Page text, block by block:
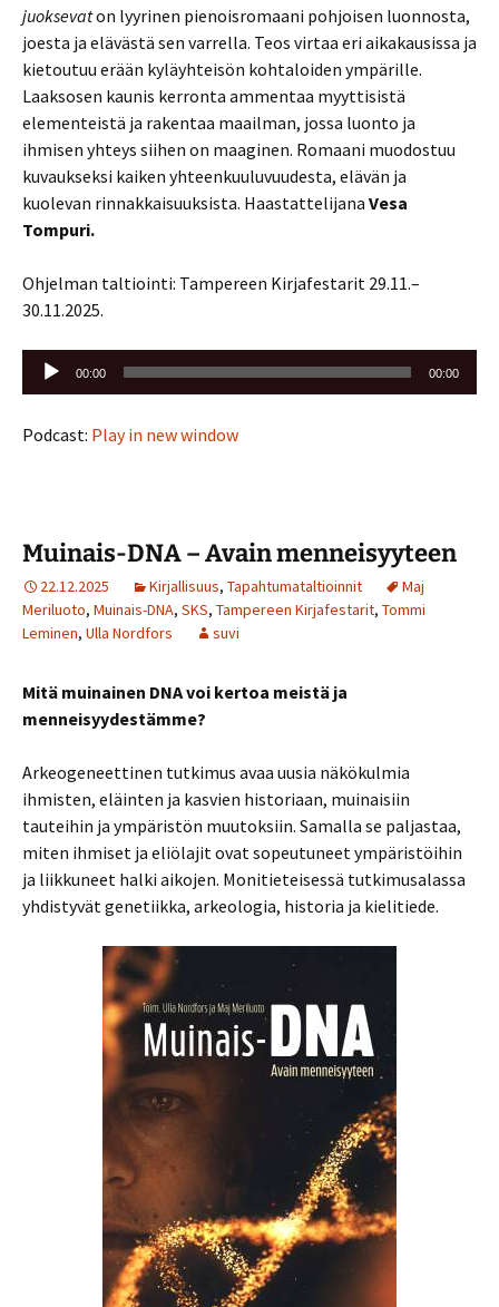
juoksevaton lyyrinen pienoisromaani pohjoisen luonnosta,
joesta ja elävästä sen varrella. Teos virtaa eri aikakausissa ja
kietoutuu erään kyläyhteisön kohtaloiden ympärille.
Laaksosen kaunis kerronta ammentaa myyttisistä
elementeistä ja rakentaa maailman, jossa luonto ja
ihmisen yhteys siihen on maaginen. Romaani muodostuu
kuvaukseksi kaiken yhteenkuuluvuudesta, elävän ja
kuolevan rinnakkaisuuksista. Haastattelijana Vesa
Tompuri.
Ohjelman taltiointi: Tampereen Kirjafestarit 29.11.–
30.11.2025.
Äänitoistin
00:00 00:00
Podcast: Play in new window
Muinais-DNA – Avain menneisyyteen
22.12.2025 Kirjallisuus, Tapahtumataltioinnit
Maj
Meriluoto, Muinais-DNA, SKS, Tampereen Kirjafestarit, Tommi
Leminen, Ulla Nordfors suvi
Mitä muinainen DNA voi kertoa meistä ja
menneisyydestämme?
Arkeogeneettinen tutkimus avaa uusia näkökulmia
ihmisten, eläinten ja kasvien historiaan, muinaisiin
tauteihin ja ympäristön muutoksiin. Samalla se paljastaa,
miten ihmiset ja eliölajit ovat sopeutuneet ympäristöihin
ja liikkuneet halki aikojen. Monitieteisessä tutkimusalassa
yhdistyvät genetiikka, arkeologia, historia ja kielitiede.